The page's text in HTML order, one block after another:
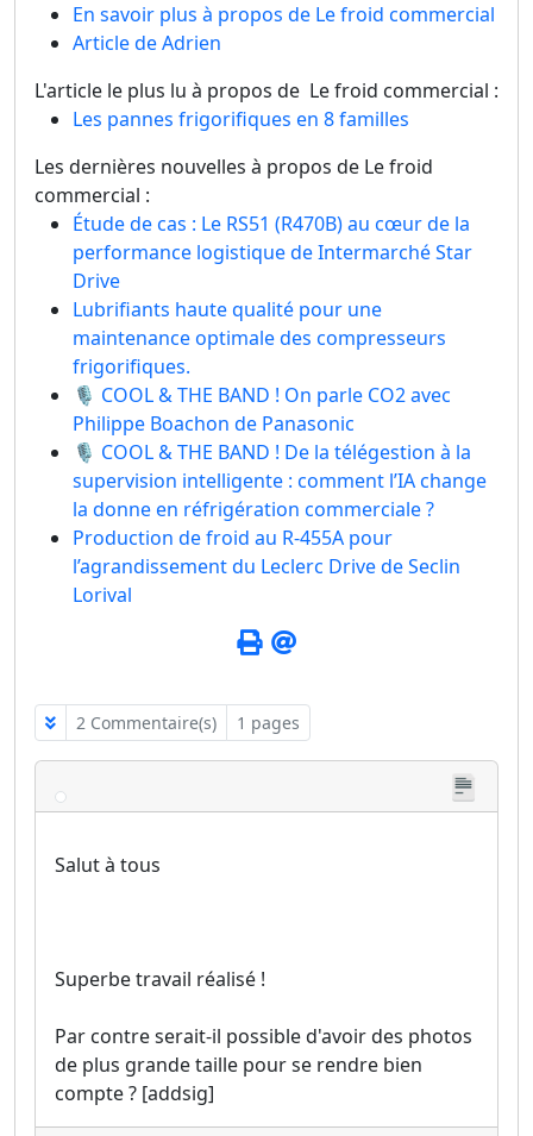
En savoir plus à propos de Le froid commercial
Article de Adrien
L'article le plus lu à propos de Le froid commercial :
Les pannes frigorifiques en 8 familles
Les dernières nouvelles à propos de Le froid
commercial :
Étude de cas : Le RS51 (R470B) au cœur de la
performance logistique de Intermarché Star
Drive
Lubrifiants haute qualité pour une
maintenance optimale des compresseurs
frigorifiques.
🎙️ COOL & THE BAND ! On parle CO2 avec
Philippe Boachon de Panasonic
🎙️ COOL & THE BAND ! De la télégestion à la
supervision intelligente : comment l’IA change
la donne en réfrigération commerciale ?
Production de froid au R-455A pour
l’agrandissement du Leclerc Drive de Seclin
Lorival
2 Commentaire(s) 1 pages
Salut à tous
Superbe travail réalisé !
Par contre serait-il possible d'avoir des photos
de plus grande taille pour se rendre bien
compte ? [addsig]